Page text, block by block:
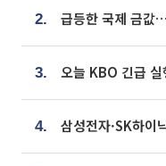
2. 급등한 국제 금값
3. 오늘 KBO 긴급
4. 삼성전자·SK하이